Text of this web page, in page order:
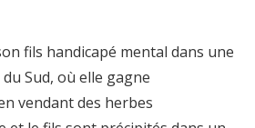
fils handicapé mental dans une
Sud, où elle gagne
vendant des herbes